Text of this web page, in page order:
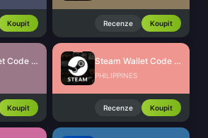
Koupit Recenze Koupit
Steam Wallet Code (THB)
Koupit
Steam Wallet Code (PHP)
PHILIPPINES
Recenze Koupit